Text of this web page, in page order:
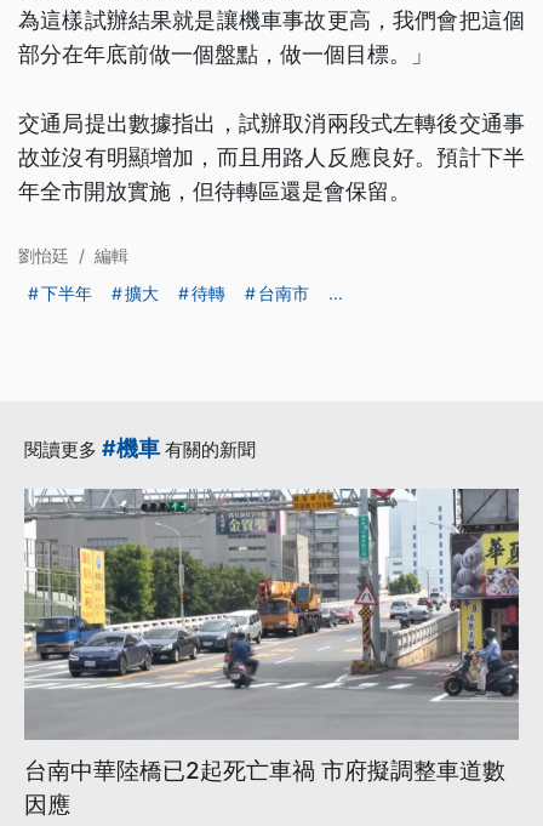
為這樣試辦結果就是讓機車事故更高，我們會把這個
部分在年底前做一個盤點，做一個目標。」
交通局提出數據指出，試辦取消兩段式左轉後交通事
故並沒有明顯增加，而且用路人反應良好。預計下半
年全市開放實施，但待轉區還是會保留。
劉怡廷 / 編輯
下半年
擴大 待轉 台南市 ...
閱讀更多 #機車 有關的新聞
台南中華陸橋已2起死亡車禍 市府擬調整車道數
因應